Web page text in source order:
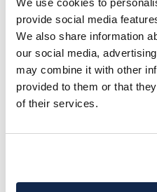
provide social media
We also share information
our social media,
may combine it with other
provided to them or that
of their services.
HACKETT
DISFRUTA DE UN 10%DE
COMPRA
ofertas exclusivas.